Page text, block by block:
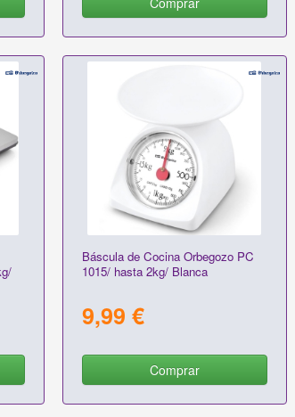
Báscula de Cocina Orbegozo PC
1015/ hasta 2kg/ Blanca
9,99 €
Comprar